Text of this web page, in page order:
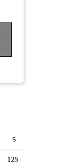
5
125